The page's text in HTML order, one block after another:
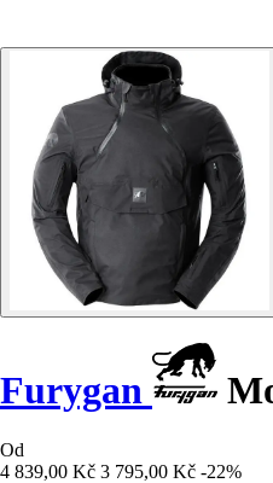
Furygan
Od
4 839,00 Kč 3 795,00 Kč -22%